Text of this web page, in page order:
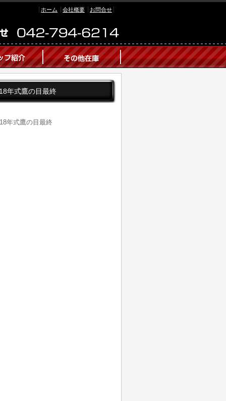
ホーム 会社概要 お問合せ
年式鷹の目最終
年式鷹の目最終